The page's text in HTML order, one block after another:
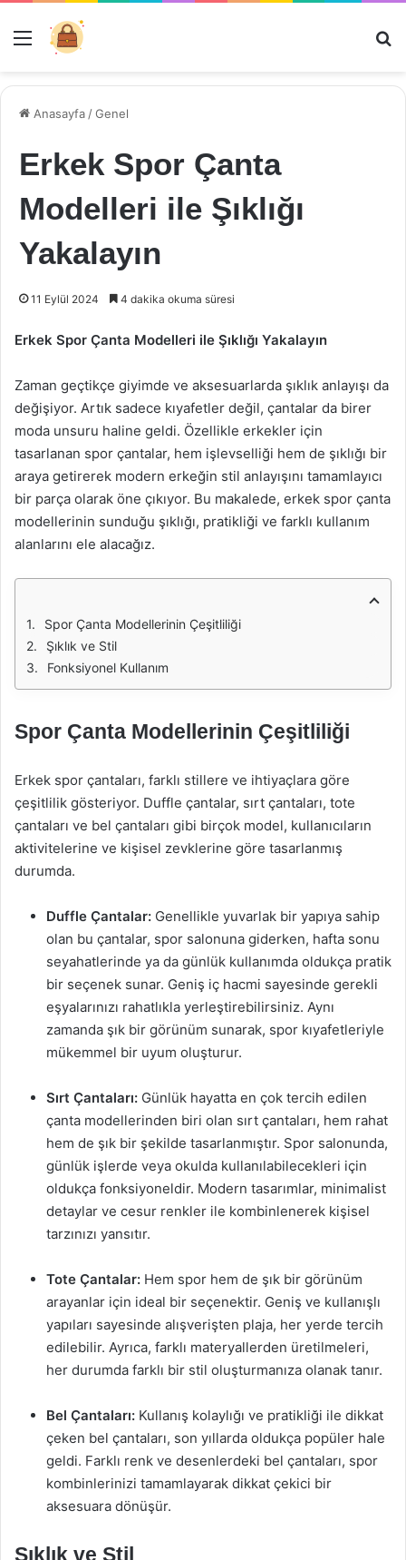
Menü
Anasayfa /Genel
Erkek Spor Çanta
Modelleri ile Şıklığı
Yakalayın
11 Eylül 2024 4 dakika okuma süresi
Erkek Spor Çanta Modelleri ile Şıklığı Yakalayın
Zaman geçtikçe giyimde ve aksesuarlarda şıklık anlayışı da
değişiyor. Artık sadece kıyafetler değil, çantalar da birer
moda unsuru haline geldi. Özellikle erkekler için
tasarlanan spor çantalar, hem işlevselliği hem de şıklığı bir
araya getirerek modern erkeğin stil anlayışını tamamlayıcı
bir parça olarak öne çıkıyor. Bu makalede, erkek spor çanta
modellerinin sunduğu şıklığı, pratikliği ve farklı kullanım
alanlarını ele alacağız.
Spor Çanta Modellerinin Çeşitliliği
Şıklık ve Stil
Fonksiyonel Kullanım
Spor Çanta Modellerinin Çeşitliliği
Erkek spor çantaları, farklı stillere ve ihtiyaçlara göre
çeşitlilik gösteriyor. Duffle çantalar, sırt çantaları, tote
çantaları ve bel çantaları gibi birçok model, kullanıcıların
aktivitelerine ve kişisel zevklerine göre tasarlanmış
durumda.
Duffle Çantalar: Genellikle yuvarlak bir yapıya sahip
olan bu çantalar, spor salonuna giderken, hafta sonu
seyahatlerinde ya da günlük kullanımda oldukça pratik
bir seçenek sunar. Geniş iç hacmi sayesinde gerekli
eşyalarınızı rahatlıkla yerleştirebilirsiniz. Aynı
zamanda şık bir görünüm sunarak, spor kıyafetleriyle
mükemmel bir uyum oluşturur.
Sırt Çantaları: Günlük hayatta en çok tercih edilen
çanta modellerinden biri olan sırt çantaları, hem rahat
hem de şık bir şekilde tasarlanmıştır. Spor salonunda,
günlük işlerde veya okulda kullanılabilecekleri için
oldukça fonksiyoneldir. Modern tasarımlar, minimalist
detaylar ve cesur renkler ile kombinlenerek kişisel
tarzınızı yansıtır.
Tote Çantalar: Hem spor hem de şık bir görünüm
arayanlar için ideal bir seçenektir. Geniş ve kullanışlı
yapıları sayesinde alışverişten plaja, her yerde tercih
edilebilir. Ayrıca, farklı materyallerden üretilmeleri,
her durumda farklı bir stil oluşturmanıza olanak tanır.
Bel Çantaları: Kullanış kolaylığı ve pratikliği ile dikkat
çeken bel çantaları, son yıllarda oldukça popüler hale
geldi. Farklı renk ve desenlerdeki bel çantaları, spor
kombinlerinizi tamamlayarak dikkat çekici bir
aksesuara dönüşür.
Şıklık ve Stil